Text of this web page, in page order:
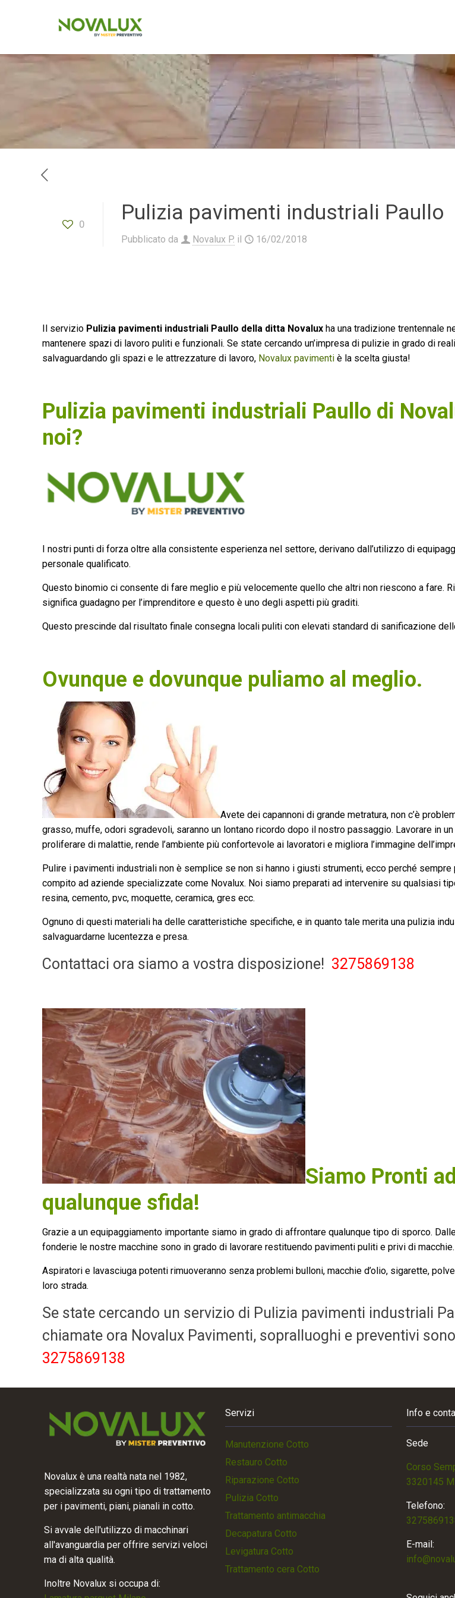
0 Pulizia pavimenti industriali Paullo
Pubblicato da Novalux P. il 16/02/2018
Il servizio Pulizia pavimenti industriali Paullo della ditta Novalux ha una tradizione trentennale
mantenere spazi di lavoro puliti e funzionali. Se state cercando un’impresa di pulizie in grado di
salvaguardando gli spazi e le attrezzature di lavoro, Novalux pavimenti è la scelta giusta!
Pulizia pavimenti industriali Paullo di
noi?
I nostri punti di forza oltre alla consistente esperienza nel settore, derivano dall’utilizzo di
personale qualificato.
Questo binomio ci consente di fare meglio e più velocemente quello che altri non riescono a fare.
significa guadagno per l’imprenditore e questo è uno degli aspetti più graditi.
Questo prescinde dal risultato finale consegna locali puliti con elevati standard di sanificazione
Ovunque e dovunque puliamo al meglio.
Avete dei capannoni di grande metratura, non c’è
grasso, muffe, odori sgradevoli, saranno un lontano ricordo dopo il nostro passaggio. Lavorare in
proliferare di malattie, rende l’ambiente più confortevole ai lavoratori e migliora l’immagine
Pulire i pavimenti industriali non è semplice se non si hanno i giusti strumenti, ecco perché
compito ad aziende specializzate come Novalux. Noi siamo preparati ad intervenire su qualsiasi
resina, cemento, pvc, moquette, ceramica, gres ecc.
Ognuno di questi materiali ha delle caratteristiche specifiche, e in quanto tale merita una pulizia
salvaguardarne lucentezza e presa.
Contattaci ora siamo a vostra disposizione! 3275869138
Siamo Pronti
qualunque sfida!
Grazie a un equipaggiamento importante siamo in grado di affrontare qualunque tipo di sporco.
fonderie le nostre macchine sono in grado di lavorare restituendo pavimenti puliti e privi di macchie.
Aspiratori e lavasciuga potenti rimuoveranno senza problemi bulloni, macchie d’olio, sigarette,
loro strada.
Se state cercando un servizio di Pulizia pavimenti industriali
chiamate ora Novalux Pavimenti, sopralluoghi e preventivi
3275869138
Novalux è una realtà nata nel 1982,
specializzata su ogni tipo di trattamento
per i pavimenti, piani, pianali in cotto.
Si avvale dell'utilizzo di macchinari
all'avanguardia per offrire servizi veloci
ma di alta qualità.
Inoltre Novalux si occupa di:
Servizi
Manutenzione Cotto
Restauro Cotto
Riparazione Cotto
Pulizia Cotto
Trattamento antimacchia
Decapatura Cotto
Levigatura Cotto
Trattamento cera Cotto
Info e
Sede
Corso
3320145
Telefono:
E-mail: